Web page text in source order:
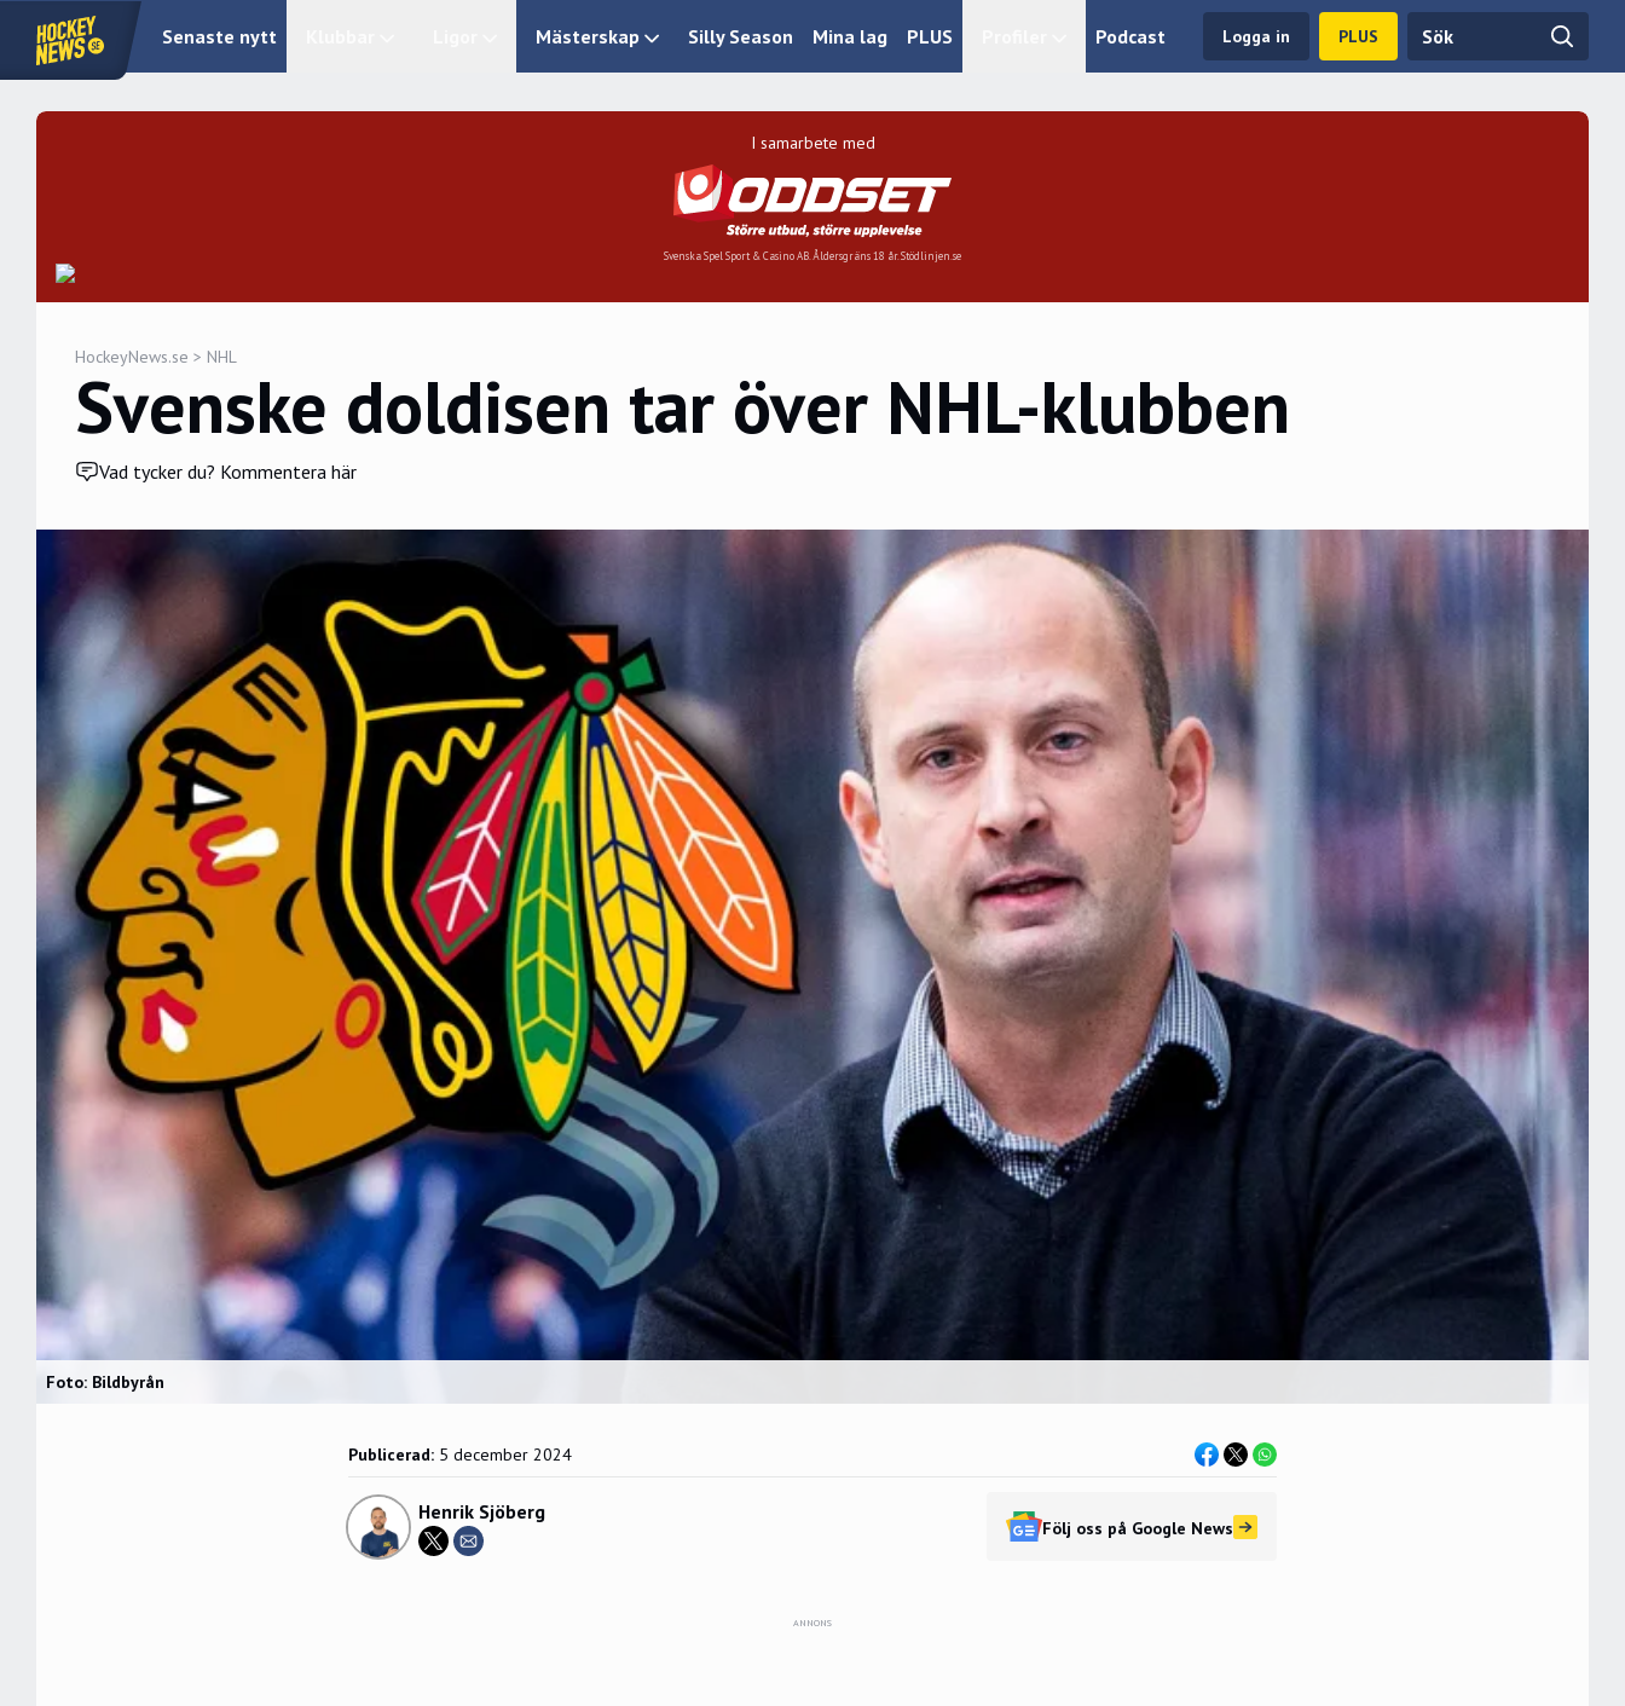
Senaste nytt Mästerskap Silly Season Mina lag PLUS Podcast Logga in PLUS
I samarbete med
Svenska Spel Sport & Casino AB. Åldersgräns 18 år. Stödlinjen.se
HockeyNews.se > NHL
Svenske doldisen tar över NHL-klubben
Vad tycker du? Kommentera här
Foto: Bildbyrån
Publicerad: 5 december 2024
Henrik Sjöberg
Följ oss på Google News
ANNONS